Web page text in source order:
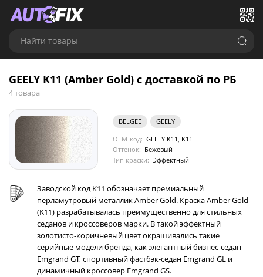
Найти товары
GEELY K11 (Amber Gold) с доставкой по РБ
4 товара
BELGEE
GEELY
OEM-код: GEELY K11, K11
Оттенок: Бежевый
Тип краски: Эффектный
Заводской код K11 обозначает премиальный
перламутровый металлик Amber Gold. Краска Amber Gold
(K11) разрабатывалась преимущественно для стильных
седанов и кроссоверов марки. В такой эффектный
золотисто-коричневый цвет окрашивались такие
серийные модели бренда, как элегантный бизнес-седан
Emgrand GT, спортивный фастбэк-седан Emgrand GL и
динамичный кроссовер Emgrand GS.